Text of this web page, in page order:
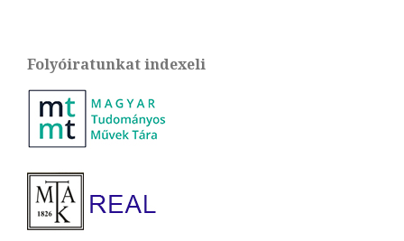
Folyóiratunkat indexeli